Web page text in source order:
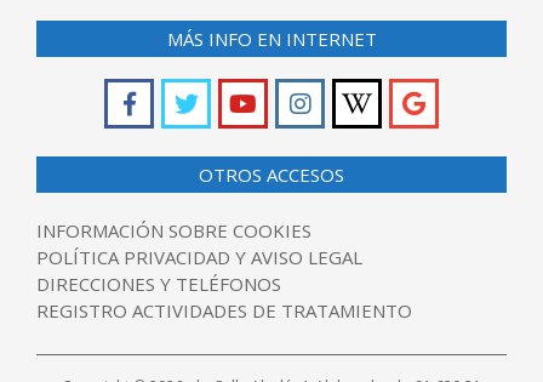
MÁS INFO EN INTERNET
OTROS ACCESOS
INFORMACIÓN SOBRE COOKIES
POLÍTICA PRIVACIDAD Y AVISO LEGAL
DIRECCIONES Y TELÉFONOS
REGISTRO ACTIVIDADES DE TRATAMIENTO